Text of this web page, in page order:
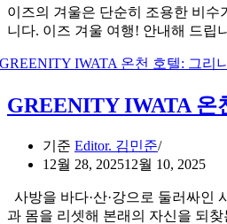
이즈의 겨울은 단순히 조용한 비
니다. 이즈 겨울 여행! 안내해 드
GREENITY IWATA 온
기준 Editor. 김민준
12월 28, 202512월 10, 2025
사방을 바다·산·강으로 둘러싸인
과 몸을 리셋해 본래의 자신을 되